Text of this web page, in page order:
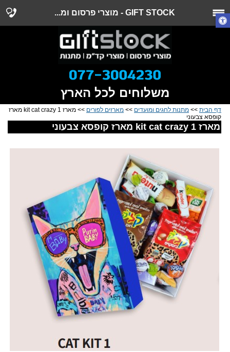
GIFT STOCK - מוצרי פרסום ומ...
משלוחים לכל הארץ
דף הבית >> מתנות לחגים ומועדים >> מארזים לפורים
>> מארז 1 kit cat crazy מארז
קופסא צבעוני
מארז 1 kit cat crazy מארז קופסא צבעוני